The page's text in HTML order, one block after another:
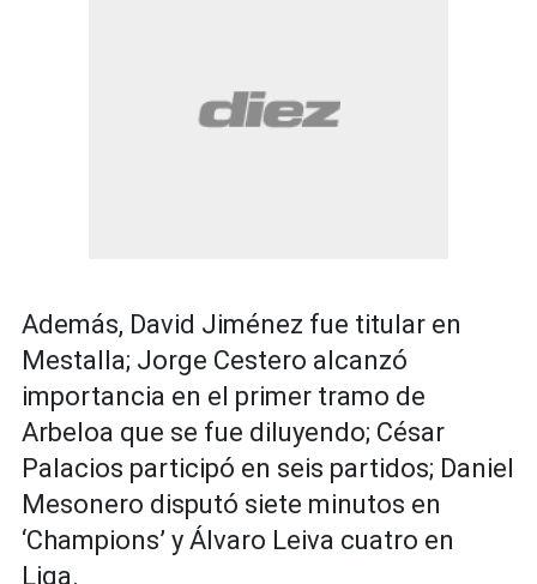
Además, David Jiménez fue titular en
Mestalla; Jorge Cestero alcanzó
importancia en el primer tramo de
Arbeloa que se fue diluyendo; César
Palacios participó en seis partidos; Daniel
Mesonero disputó siete minutos en
‘Champions’ y Álvaro Leiva cuatro en
Liga.